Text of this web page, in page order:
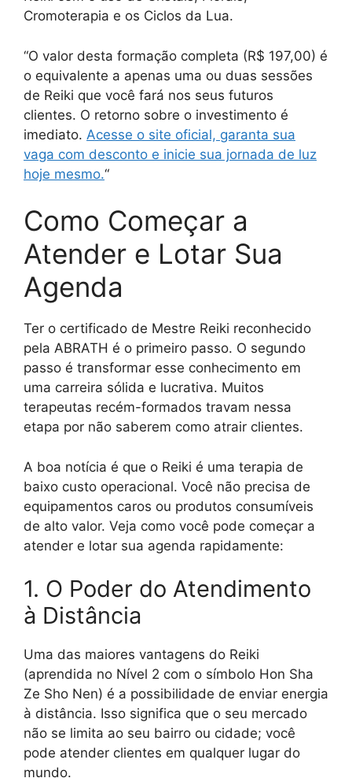
Cromoterapia e os Ciclos da Lua.
“O valor desta formação completa (R$ 197,00) é
o equivalente a apenas uma ou duas sessões
de Reiki que você fará nos seus futuros
clientes. O retorno sobre o investimento é
imediato. Acesse o site oficial, garanta sua
vaga com desconto e inicie sua jornada de luz
hoje mesmo.“
Como Começar a
Atender e Lotar Sua
Agenda
Ter o certificado de Mestre Reiki reconhecido
pela ABRATH é o primeiro passo. O segundo
passo é transformar esse conhecimento em
uma carreira sólida e lucrativa. Muitos
terapeutas recém-formados travam nessa
etapa por não saberem como atrair clientes.
A boa notícia é que o Reiki é uma terapia de
baixo custo operacional. Você não precisa de
equipamentos caros ou produtos consumíveis
de alto valor. Veja como você pode começar a
atender e lotar sua agenda rapidamente:
1. O Poder do Atendimento
à Distância
Uma das maiores vantagens do Reiki
(aprendida no Nível 2 com o símbolo Hon Sha
Ze Sho Nen) é a possibilidade de enviar energia
à distância. Isso significa que o seu mercado
não se limita ao seu bairro ou cidade; você
pode atender clientes em qualquer lugar do
mundo.